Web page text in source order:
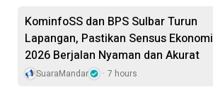
KominfoSS dan BPS Sulbar Turun
Lapangan, Pastikan Sensus Ekonomi
2026 Berjalan Nyaman dan Akurat
SuaraMandar 7 hours